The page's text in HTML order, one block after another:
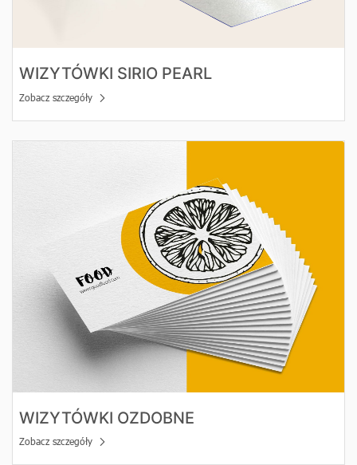
WIZYTÓWKI SIRIO PEARL
Zobacz szczegóły
WIZYTÓWKI OZDOBNE
Zobacz szczegóły